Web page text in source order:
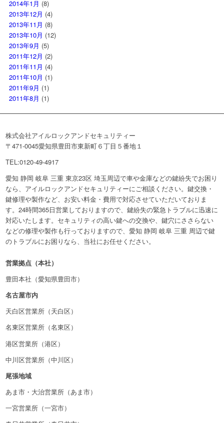
2014年1月 (8)
2013年12月 (4)
2013年11月 (8)
2013年10月 (12)
2013年9月 (5)
2011年12月 (2)
2011年11月 (4)
2011年10月 (1)
2011年9月 (1)
2011年8月 (1)
株式会社アイルロックアンドセキュリティー
〒471-0045愛知県豊田市東新町６丁目５番地１
TEL:0120-49-4917
愛知 静岡 岐阜 三重 東京23区 埼玉周辺で車や金庫などの鍵紛失でお困り
なら、アイルロックアンドセキュリティーにご相談ください。鍵交換・
鍵修理や製作など、お安い料金・費用で対応させていただいておりま
す。24時間365日営業しておりますので、鍵紛失の緊急トラブルに迅速に
対応いたします。セキュリティの高い鍵への交換や、鍵穴にささらない
などの修理や製作も行っておりますので、愛知 静岡 岐阜 三重 周辺で鍵
のトラブルにお困りなら、当社にお任せください。
営業拠点（本社）
豊田本社（愛知県豊田市）
名古屋市内
天白区営業所（天白区）
名東区営業所（名東区）
港区営業所（港区）
中川区営業所（中川区）
尾張地域
あま市・大治営業所（あま市）
一宮営業所（一宮市）